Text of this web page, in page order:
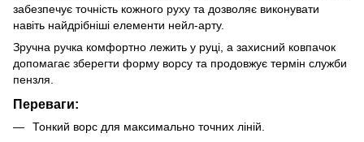
забезпечує точність кожного руху та дозволяє виконувати
навіть найдрібніші елементи нейл-арту.
Зручна ручка комфортно лежить у руці, а захисний ковпачок
допомагає зберегти форму ворсу та продовжує термін служби
пензля.
Переваги:
Тонкий ворс для максимально точних ліній.